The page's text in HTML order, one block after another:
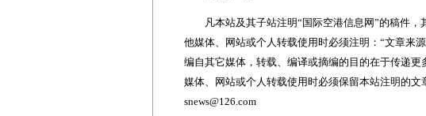
凡本站及其子站注明“国际空港信息网”的稿件，
他媒体、网站或个人转载使用时必须注明：“文章来
编自其它媒体，转载、编译或摘编的目的在于传递
媒体、网站或个人转载使用时必须保留本站注明的
snews@126.com